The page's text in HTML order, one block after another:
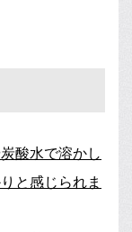
酸水で溶かし
と感じられま